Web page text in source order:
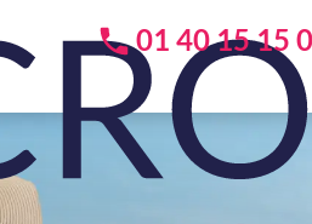
01 40 15 15